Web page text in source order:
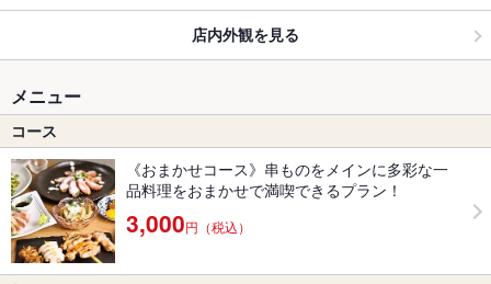
店内外観を見る
メニュー
コース
《おまかせコース》串ものをメインに多彩な一
品料理をおまかせで満喫できるプラン！
3,000円（税込）